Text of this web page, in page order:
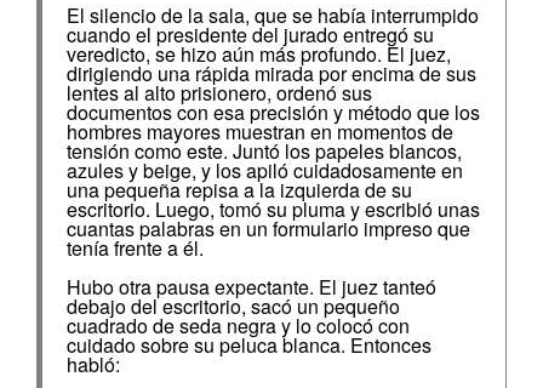
El silencio de la sala, que se había interrumpido
cuando el presidente del jurado entregó su
veredicto, se hizo aún más profundo. El juez,
dirigiendo una rápida mirada por encima de sus
lentes al alto prisionero, ordenó sus
documentos con esa precisión y método que los
hombres mayores muestran en momentos de
tensión como este. Juntó los papeles blancos,
azules y beige, y los apiló cuidadosamente en
una pequeña repisa a la izquierda de su
escritorio. Luego, tomó su pluma y escribió unas
cuantas palabras en un formulario impreso que
tenía frente a él.
Hubo otra pausa expectante. El juez tanteó
debajo del escritorio, sacó un pequeño
cuadrado de seda negra y lo colocó con
cuidado sobre su peluca blanca. Entonces
habló: